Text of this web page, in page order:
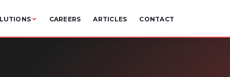
CAREERS ARTICLES CONTACT